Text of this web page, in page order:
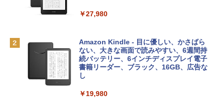
ィゴ + 3年延長 AppleCare+ for 13インチ
￥162,598
tomtoc 360°保護 15.6 16インチ パソコ
ンケース Dell NEC Lavie ASUS HP dyna
￥1,300
Microsoft Office Home & Business 202
4(最新 永続版)|オンラインコード版|Wind
ows11、10/mac対応|PC2台
￥39,582
出す プロンプトの言葉 AI画像生成シリー
ズ (はぴーイラストLabo)
￥480
ClaudeCode いちばんやさしい 教科書:
￥27,980
Amazon Kindle - 目に優しい、かさばら
ない、大きな画面で読みやすい、6週間持
続バッテリー、6インチディスプレイ電子
書籍リーダー、ブラック、16GB、広告な
し
￥19,980